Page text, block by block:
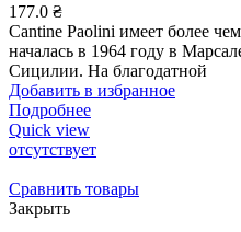
177.0 ₴
Cantine Paolini имеет более
началась в 1964 году в
Сицилии. На благодатной
Добавить в избранное
Подробнее
Quick view
отсутствует
Сравнить товары
Закрыть